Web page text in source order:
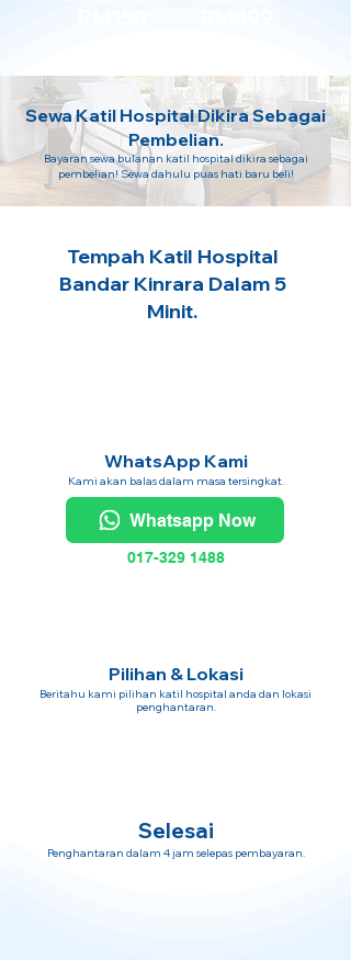
Sewa Katil Hospital Dikira Sebagai
Pembelian.
Bayaran sewa bulanan katil hospital dikira sebagai
pembelian! Sewa dahulu puas hati baru beli!
Tempah Katil Hospital
Bandar Kinrara Dalam 5
Minit.
WhatsApp Kami
Kami akan balas dalam masa tersingkat.
Whatsapp Now
017-329 1488
Pilihan & Lokasi
Beritahu kami pilihan katil hospital anda dan lokasi
penghantaran.
Selesai
Penghantaran dalam 4 jam selepas pembayaran.